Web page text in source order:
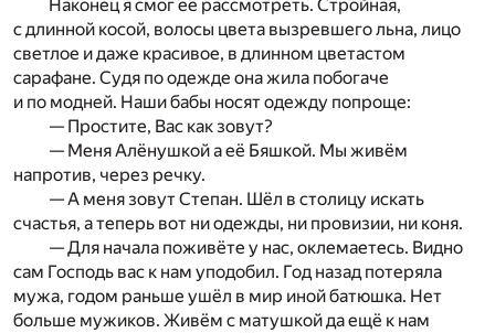
Наконец я смог её рассмотреть. Стройная,
с длинной косой, волосы цвета вызревшего льна, лицо
светлое и даже красивое, в длинном цветастом
сарафане. Судя по одежде она жила побогаче
и по модней. Наши бабы носят одежду попроще:
— Простите, Вас как зовут?
— Меня Алёнушкой а её Бяшкой. Мы живём
напротив, через речку.
— А меня зовут Степан. Шёл в столицу искать
счастья, а теперь вот ни одежды, ни провизии, ни коня.
— Для начала поживёте у нас, оклемаетесь. Видно
сам Господь вас к нам уподобил. Год назад потеряла
мужа, годом раньше ушёл в мир иной батюшка. Нет
больше мужиков. Живём с матушкой да ещё к нам